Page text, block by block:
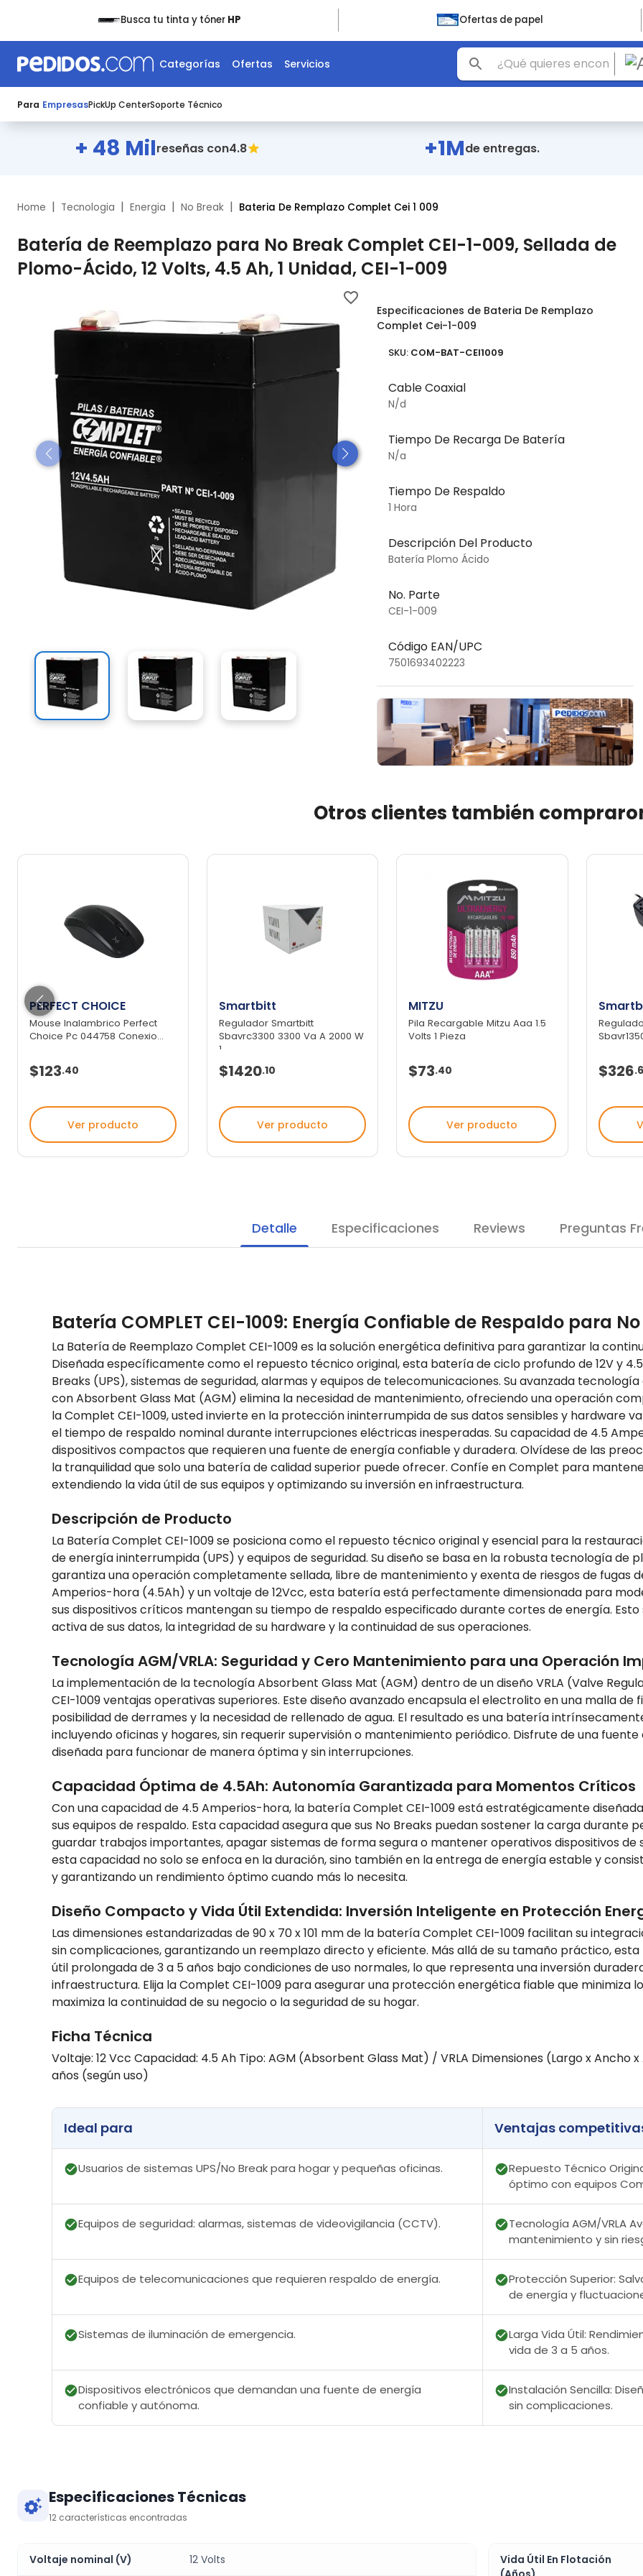
Busca tu tinta y tónerHP Ofertas de papel
Categorías Ofertas Servicios
Para EmpresasPickUp CenterSoporte Técnico
+ 48 Milreseñas con4.8 +1Mde entregas.
Home | Tecnologia | Energia | No Break | Bateria De Remplazo Complet Cei 1 009
Batería de Reemplazo para No Break Complet CEI-1-009, Sellada de
Plomo-Ácido, 12 Volts, 4.5 Ah, 1 Unidad, CEI-1-009
Especificaciones de Bateria De Remplazo
Complet Cei-1-009
SKU: COM-BAT-CEI1009
Cable Coaxial
N/d
Tiempo De Recarga De Batería
N/a
Tiempo De Respaldo
1 Hora
Descripción Del Producto
Batería Plomo Ácido
No. Parte
CEI-1-009
Código EAN/UPC
7501693402223
Otros clientes también
PERFECT CHOICE
Mouse Inalambrico Perfect
Choice Pc 044758 Conexio...
$123.40
Ver producto
Smartbitt
Regulador Smartbitt
Sbavrc3300 3300 Va A 2000 W
1 ...
$1420.10
Ver producto
MITZU
Pila Recargable Mitzu Aaa 1.5
Volts 1 Pieza
$73.40
Ver producto
$326.
Detalle Especificaciones Reviews Preguntas
Batería COMPLET CEI-1009: Energía Confiable de Respaldo para
La Batería de Reemplazo Complet CEI-1009 es la solución energética definitiva para garantizar la
Diseñada específicamente como el repuesto técnico original, esta batería de ciclo profundo de 12V y
Breaks (UPS), sistemas de seguridad, alarmas y equipos de telecomunicaciones. Su avanzada
con Absorbent Glass Mat (AGM) elimina la necesidad de mantenimiento, ofreciendo una operación
la Complet CEI-1009, usted invierte en la protección ininterrumpida de sus datos sensibles y hardware
el tiempo de respaldo nominal durante interrupciones eléctricas inesperadas. Su capacidad de 4.5
dispositivos compactos que requieren una fuente de energía confiable y duradera. Olvídese de las
la tranquilidad que solo una batería de calidad superior puede ofrecer. Confíe en Complet para
extendiendo la vida útil de sus equipos y optimizando su inversión en infraestructura.
Descripción de Producto
La Batería Complet CEI-1009 se posiciona como el repuesto técnico original y esencial para la
de energía ininterrumpida (UPS) y equipos de seguridad. Su diseño se basa en la robusta tecnología de
garantiza una operación completamente sellada, libre de mantenimiento y exenta de riesgos de fugas
Amperios-hora (4.5Ah) y un voltaje de 12Vcc, esta batería está perfectamente dimensionada para
sus dispositivos críticos mantengan su tiempo de respaldo especificado durante cortes de energía.
activa de sus datos, la integridad de su hardware y la continuidad de sus operaciones.
Tecnología AGM/VRLA: Seguridad y Cero Mantenimiento para una Operación
La implementación de la tecnología Absorbent Glass Mat (AGM) dentro de un diseño VRLA (Valve
CEI-1009 ventajas operativas superiores. Este diseño avanzado encapsula el electrolito en una malla
posibilidad de derrames y la necesidad de rellenado de agua. El resultado es una batería
incluyendo oficinas y hogares, sin requerir supervisión o mantenimiento periódico. Disfrute de una
diseñada para funcionar de manera óptima y sin interrupciones.
Capacidad Óptima de 4.5Ah: Autonomía Garantizada para Momentos Críticos
Con una capacidad de 4.5 Amperios-hora, la batería Complet CEI-1009 está estratégicamente
sus equipos de respaldo. Esta capacidad asegura que sus No Breaks puedan sostener la carga
guardar trabajos importantes, apagar sistemas de forma segura o mantener operativos dispositivos de
esta capacidad no solo se enfoca en la duración, sino también en la entrega de energía estable y
y garantizando un rendimiento óptimo cuando más lo necesita.
Diseño Compacto y Vida Útil Extendida: Inversión Inteligente en Protección
Las dimensiones estandarizadas de 90 x 70 x 101 mm de la batería Complet CEI-1009 facilitan su
sin complicaciones, garantizando un reemplazo directo y eficiente. Más allá de su tamaño práctico,
útil prolongada de 3 a 5 años bajo condiciones de uso normales, lo que representa una inversión
infraestructura. Elija la Complet CEI-1009 para asegurar una protección energética fiable que minimiza
maximiza la continuidad de su negocio o la seguridad de su hogar.
Ficha Técnica
Voltaje: 12 Vcc Capacidad: 4.5 Ah Tipo: AGM (Absorbent Glass Mat) / VRLA Dimensiones (Largo x Ancho x
años (según uso)
Ideal para Ventajas
Usuarios de sistemas UPS/No Break para hogar y pequeñas oficinas.
Repuesto Técnico
óptimo con equipos
Equipos de seguridad: alarmas, sistemas de videovigilancia (CCTV).
Tecnología AGM/VRLA
mantenimiento y sin
Equipos de telecomunicaciones que requieren respaldo de energía.
Protección Superior:
de energía y
Sistemas de iluminación de emergencia.
Larga Vida Útil:
vida de 3 a 5 años.
Dispositivos electrónicos que demandan una fuente de energía
confiable y autónoma.
Instalación Sencilla:
sin complicaciones.
Especificaciones Técnicas
12 características encontradas
Voltaje nominal (V) 12 Volts
Vida Útil En Flotación